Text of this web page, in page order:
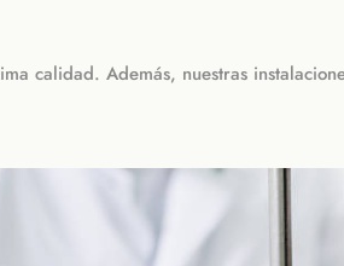
calidad. Además, nuestras